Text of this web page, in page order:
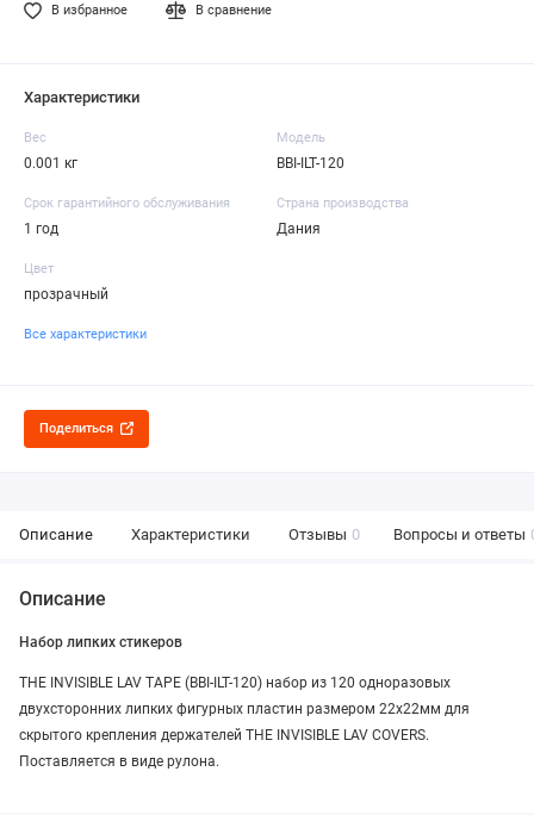
В избранное В сравнение
Характеристики
Вес
0.001 кг
Модель
BBI-ILT-120
Срок гарантийного обслуживания
1 год
Страна производства
Дания
Цвет
прозрачный
Все характеристики
Поделиться
Описание Характеристики Отзывы 0 Вопросы и ответы
Описание
Набор липких стикеров
THE INVISIBLE LAV TAPE (BBI-ILT-120) набор из 120 одноразовых
двухсторонних липких фигурных пластин размером 22х22мм для
скрытого крепления держателей THE INVISIBLE LAV COVERS.
Поставляется в виде рулона.